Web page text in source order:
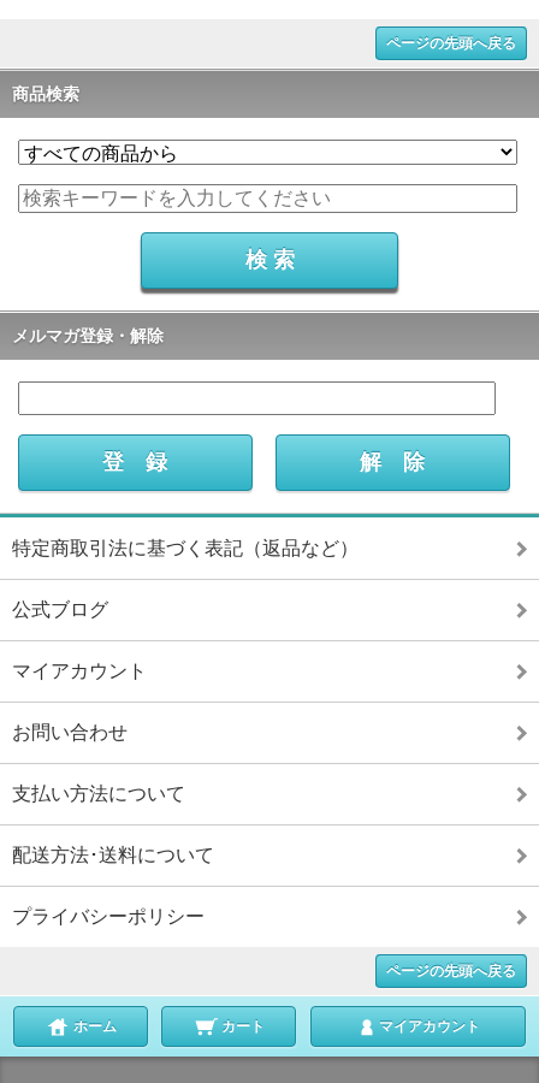
ページの先頭へ戻る
商品検索
メルマガ登録・解除
特定商取引法に基づく表記（返品など）
公式ブログ
マイアカウント
お問い合わせ
支払い方法について
配送方法･送料について
プライバシーポリシー
ページの先頭へ戻る
ホーム カート マイアカウント